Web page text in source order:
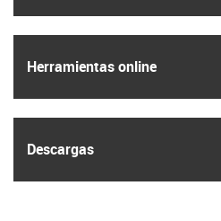
Herramientas online
Descargas